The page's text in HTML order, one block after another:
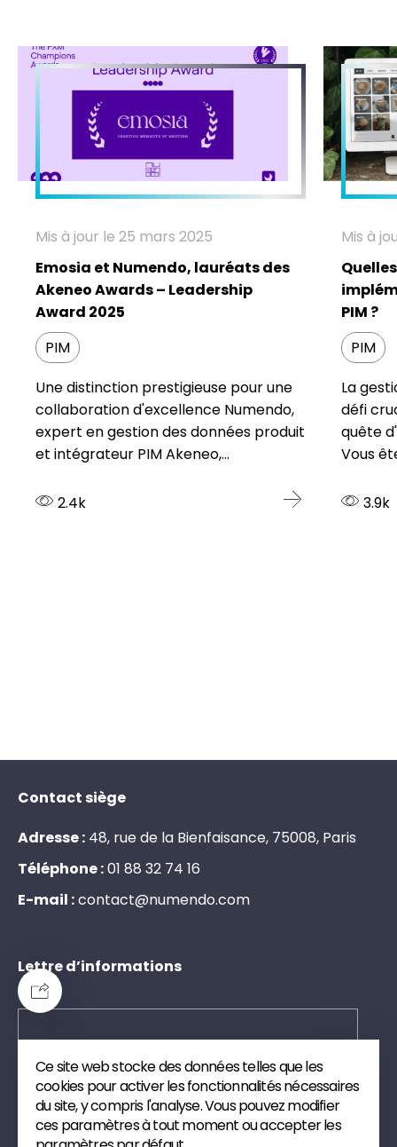
Mis à jour le 25 mars 2025
Emosia et Numendo, lauréats des
Akeneo Awards – Leadership
Award 2025
PIM
Une distinction prestigieuse pour une
collaboration d'excellence Numendo,
expert en gestion des données produit
et intégrateur PIM Akeneo,...
2.4k
Mis à
PIM ?
PIM
La
défi
quête
Vous
3.9k
Ce site web stocke des données telles que les
cookies pour activer les fonctionnalités nécessaires
du site, y compris l'analyse. Vous pouvez modifier
ces paramètres à tout moment ou accepter les
Contact siège
Adresse : 48, rue de la Bienfaisance, 75008, Paris
Téléphone :01 88 32 74 16
E-mail :contact@numendo.com
Lettre d’informations
Envoyer
Inscrivez-vous à notre newsletter. Nous vous
enverrons des publications et des articles de veille